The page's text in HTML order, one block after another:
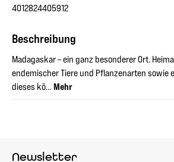
4012824405912
Beschreibung
Madagaskar – ein ganz besonderer Ort.
endemischer Tiere und Pflanzenarten sowie
dieses kö… Mehr
Newsletter